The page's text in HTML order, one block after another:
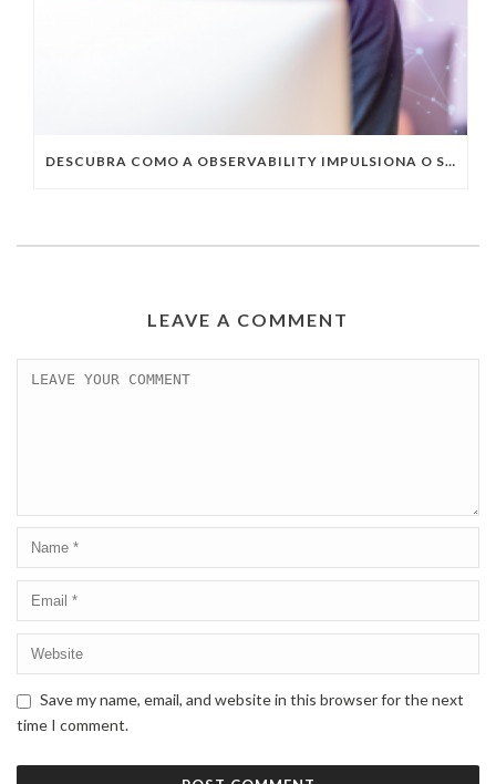
DESCUBRA COMO A OBSERVABILITY IMPULSIONA O SUCESSO DO SEU NEGÓCIO
LEAVE A COMMENT
Save my name, email, and website in this browser for the next
time I comment.